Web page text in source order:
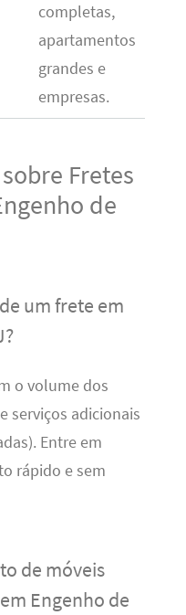
completas,
apartamentos
grandes e
empresas.
Fretes
de
um frete em
o volume dos
serviços adicionais
Entre em
rápido e sem
de móveis
Engenho de